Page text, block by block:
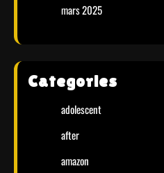
mars 2025
Categories
adolescent
after
amazon